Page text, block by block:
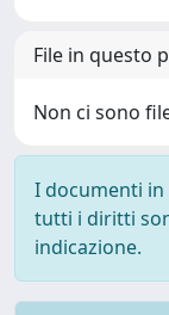
File in questo
Non ci sono
I documenti
tutti i diritti
indicazione.